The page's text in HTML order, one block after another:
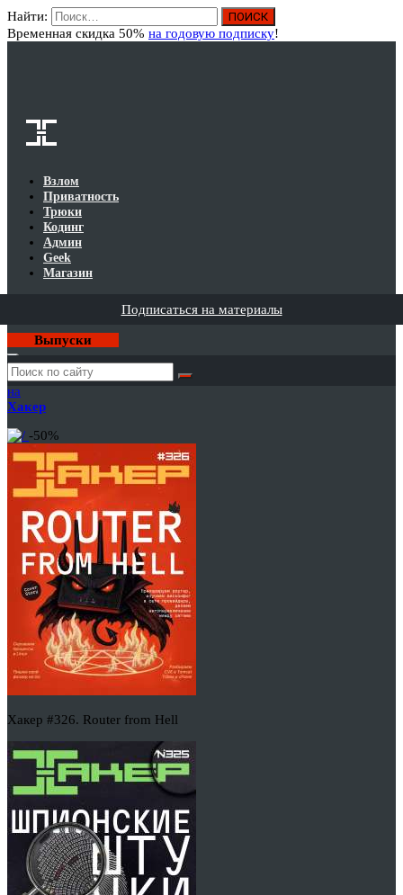
Найти:
Временная скидка 50% на годовую подписку!
Взлом
Приватность
Трюки
Кодинг
Админ
Geek
Магазин
Подписаться на материалы
Выпуски
Годовая
подписка
на
Хакер
-50%
Хакер #326. Router from Hell